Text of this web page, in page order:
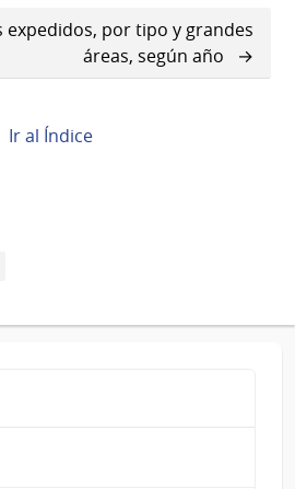
expedidos, por tipo y grandes
áreas, según año
Ir al Índice